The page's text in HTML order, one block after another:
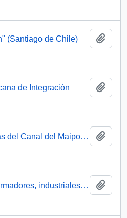
(Santiago de Chile)
de Integración
Asociación de Canalistas del Canal del Maipo (Chile)
Asociación gremial de armadores, industriales y pescadores del Maule ( AGAMAULE)